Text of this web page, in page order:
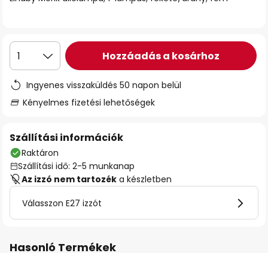
1 Hozzáadás a kosárhoz
Ingyenes visszaküldés 50 napon belül
Kényelmes fizetési lehetőségek
Szállítási információk
Raktáron
Szállítási idő: 2-5 munkanap
Az izzó nem tartozék a készletben
Válasszon E27 izzót
Hasonló Termékek